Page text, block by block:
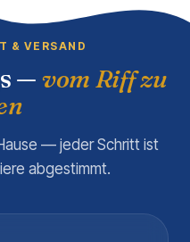
& VERSAND
— vom Riff zu
— jeder Schritt ist
abgestimmt.